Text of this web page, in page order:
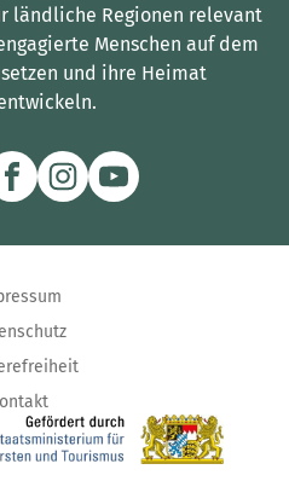
ländliche Regionen relevant
Menschen auf dem
und ihre Heimat